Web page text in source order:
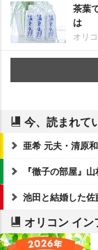
茶葉
は
オリ
今、読まれて
亜希 元夫・清原
『徹子の部屋』
池田と結婚した
オリコン イ